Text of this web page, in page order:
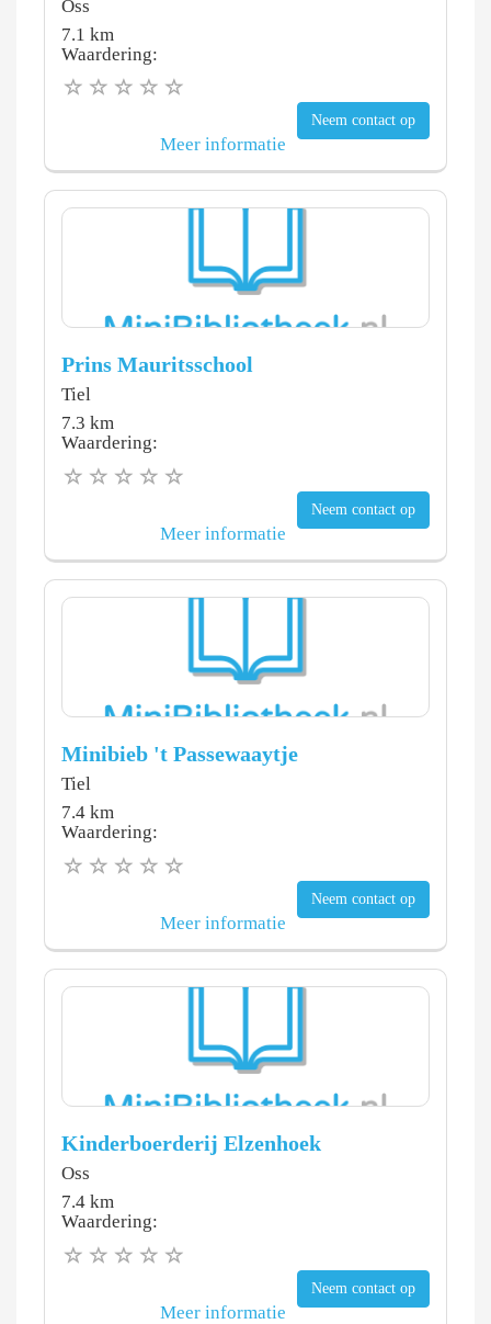
Oss
7.1 km
Waardering:
Neem contact op
Meer informatie
Prins Mauritsschool
Tiel
7.3 km
Waardering:
Neem contact op
Meer informatie
Minibieb 't Passewaaytje
Tiel
7.4 km
Waardering:
Neem contact op
Meer informatie
Kinderboerderij Elzenhoek
Oss
7.4 km
Waardering:
Neem contact op
Meer informatie